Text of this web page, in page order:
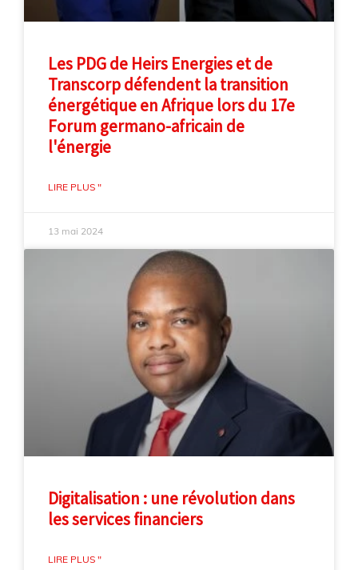
Les PDG de Heirs Energies et de
Transcorp défendent la transition
énergétique en Afrique lors du 17e
Forum germano-africain de
l'énergie
LIRE PLUS "
13 mai 2024
Digitalisation : une révolution dans
les services financiers
LIRE PLUS "